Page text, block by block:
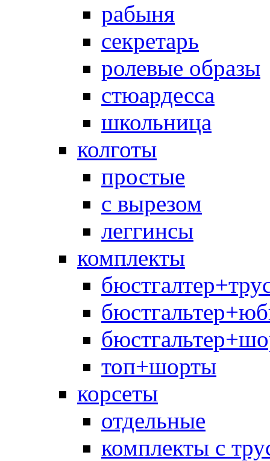
рабыня
секретарь
ролевые образы
стюардесса
школьница
колготы
простые
с вырезом
леггинсы
комплекты
топ+шорты
корсеты
отдельные
комплекты с